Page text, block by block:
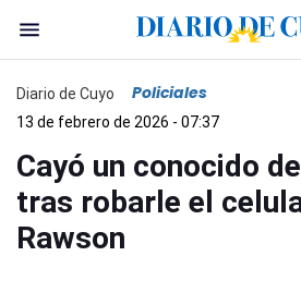
Diario de Cuyo Policiales
13 de febrero de 2026 - 07:37
Cayó un conocido
tras robarle el
Rawson